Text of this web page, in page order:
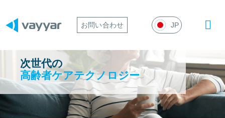
お問い合わせ JP
次世代の
高齢者ケアテクノロジー